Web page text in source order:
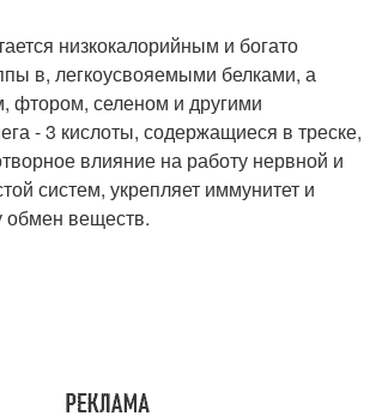
низкокалорийным и богато
в, легкоусвояемыми белками, а
фтором, селеном и другими
- 3 кислоты, содержащиеся в треске,
влияние на работу нервной и
систем, укрепляет иммунитет и
обмен веществ.